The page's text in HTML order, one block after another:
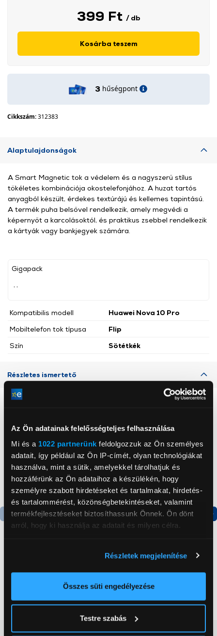
Az Ön adatainak felelősségteljes felhasználása
Mi és a 1022 partnerünk feldolgozzuk az Ön személyes
adatait, így például az Ön IP-címét, olyan technológiákat
használva, mint a sütik, amelyekkel tárolhatjuk és
hozzáférünk az Ön adataihoz a készülékén, hogy
személyre szabott hirdetéseket és tartalmakat, hirdetés-
és tartalommérést, közönségbetekintéseket, valamint
termékfejlesztéseket biztosíthassunk Önnek. Ön dönt
arról, hogy ki használja az adatait és milyen célra.
elhelyezkedéséről pár méteres pontossággal
Az Ön készülékén beazonosítása annak konkrét
módjairól és adja meg preferenciáit aRészletek
pontban. Bármikor módosíthatja vagy visszavonhatja a
Részletek megjelenítése
Összes süti engedélyezése
Testre szabás
399 Ft / db
Kosárba teszem
3 hűségpont
Cikkszám:312383
Alaptulajdonságok
Gigapack
Kompatibilis modell
Huawei Nova 10 Pro
Mobiltelefon tok típusa
Flip
Szín
Sötétkék
A Smart Magnetic tok a védelem és a nagyszerű stílus
tökéletes kombinációja okostelefonjához. A huzat tartós
anyagból készült, érdekes textúrájú és kellemes tapintású.
A termék puha belsővel rendelkezik, amely megvédi a
képernyőt a karcolásoktól, és praktikus zsebbel rendelkezik
a kártyák vagy bankjegyek számára.
Részletes ismertető
Termék adatlap
by side hűtőszekrény
Termék adatlap
Gorenje N619EAXL4
Alulfagyasztós
179 999 Ft
Vásárlói vélemények(0)